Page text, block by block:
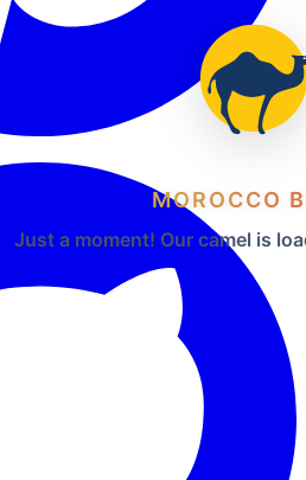
MOROCCO
Just a moment! Our camel is